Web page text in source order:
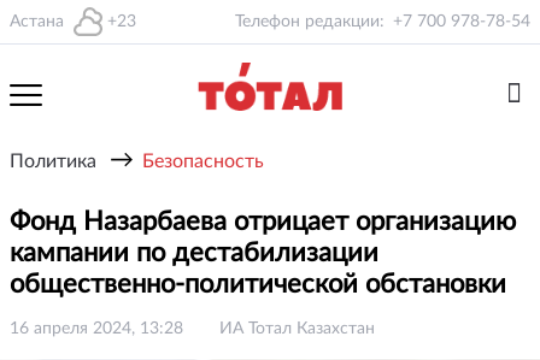
Астана +23 Телефон редакции: +7 700 978-78-54
Политика → Безопасность
Фонд Назарбаева отрицает организацию
кампании по дестабилизации
общественно-политической обстановки
16 апреля 2024, 13:28 ИА Тотал Казахстан